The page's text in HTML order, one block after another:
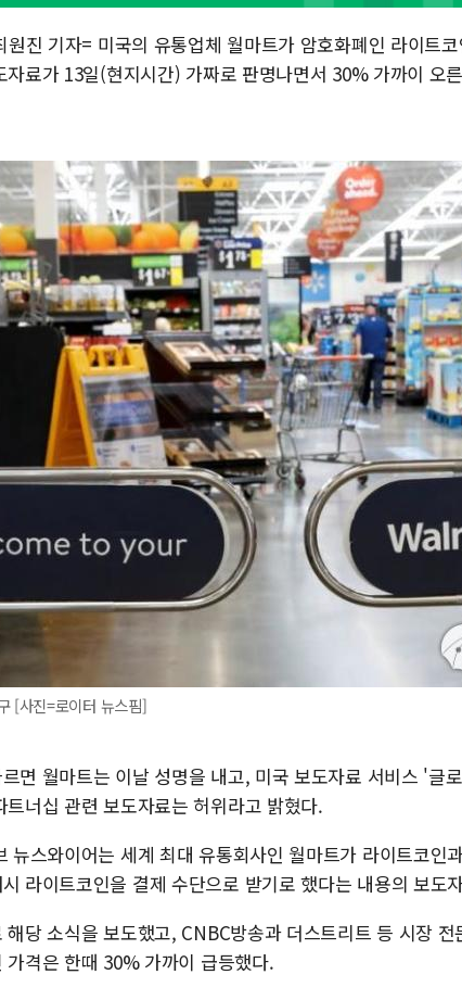
원진 기자= 미국의 유통업체 월마트가 암호화폐인 라이트
자료가 13일(현지시간) 가짜로 판명나면서 30% 가까이 오
[사진=로이터 뉴스핌]
면 월마트는 이날 성명을 내고, 미국 보도자료 서비스 '글
트너십 관련 보도자료는 허위라고 밝혔다.
뉴스와이어는 세계 최대 유통회사인 월마트가 라이트코인
라이트코인을 결제 수단으로 받기로 했다는 내용의 보도
해당 소식을 보도했고, CNBC방송과 더스트리트 등 시장
가격은 한때 30% 가까이 급등했다.